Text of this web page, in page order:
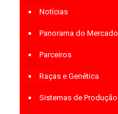
Notícias
Panorama do Mercado
Parceiros
Raças e Genética
Sistemas de Produção